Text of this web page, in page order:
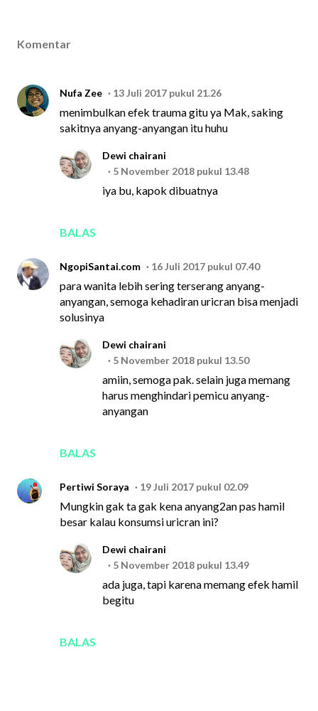
Komentar
Nufa Zee 13 Juli 2017 pukul 21.26
menimbulkan efek trauma gitu ya Mak, saking
sakitnya anyang-anyangan itu huhu
BALAS
Dewi chairani
5 November 2018 pukul 13.48
iya bu, kapok dibuatnya
NgopiSantai.com 16 Juli 2017 pukul 07.40
para wanita lebih sering terserang anyang-
anyangan, semoga kehadiran uricran bisa menjadi
solusinya
BALAS
Dewi chairani
5 November 2018 pukul 13.50
amiin, semoga pak. selain juga memang
harus menghindari pemicu anyang-
anyangan
Pertiwi Soraya 19 Juli 2017 pukul 02.09
Mungkin gak ta gak kena anyang2an pas hamil
besar kalau konsumsi uricran ini?
BALAS
Dewi chairani
5 November 2018 pukul 13.49
ada juga, tapi karena memang efek hamil
begitu